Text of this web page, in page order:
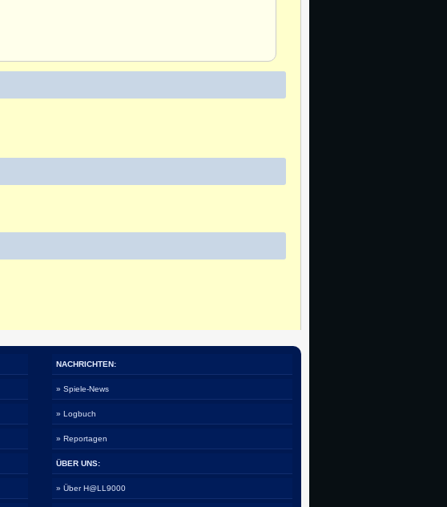
NACHRICHTEN:
» Spiele-News
» Logbuch
» Reportagen
ÜBER UNS:
» Über H@LL9000